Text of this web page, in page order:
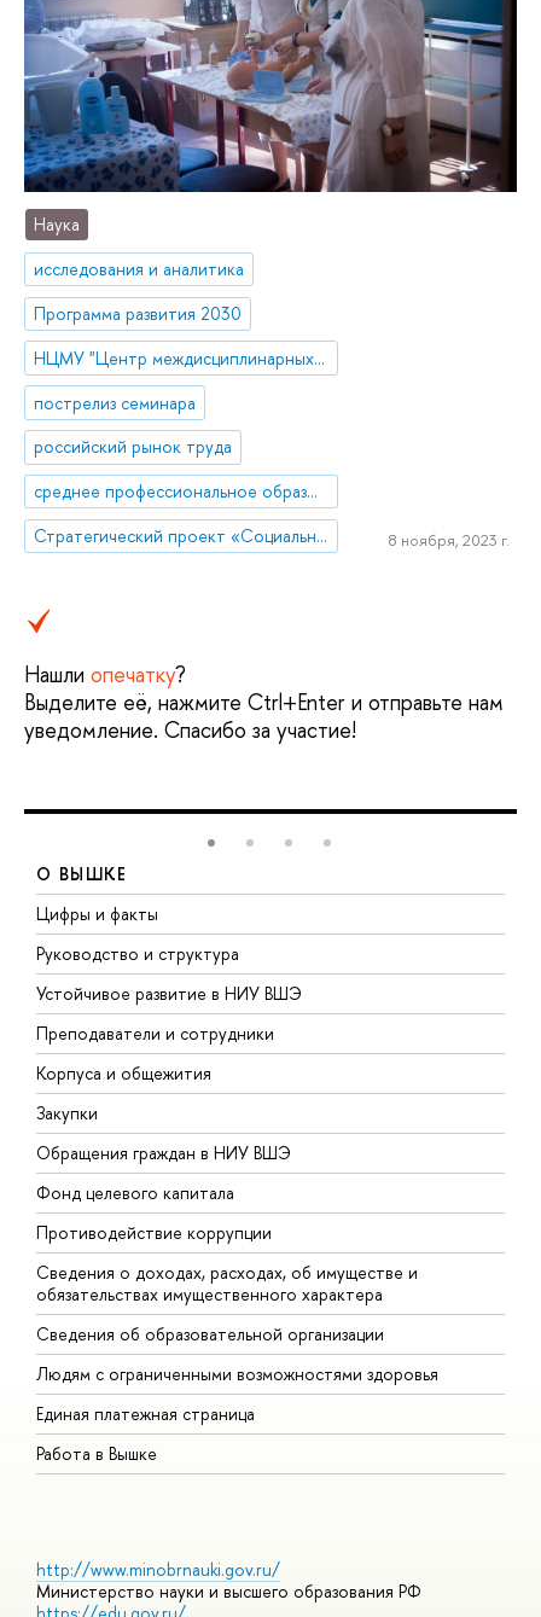
Наука
исследования и аналитика
Программа развития 2030
НЦМУ "Центр междисциплинарных исследований человеческого потенциала"
пострелиз семинара
российский рынок труда
среднее профессиональное образование
Стратегический проект «Социальная политика устойчивого развития и инклюзивного экономического роста»
8 ноября, 2023 г.
Нашли опечатку?
Выделите её, нажмите Ctrl+Enter и отправьте нам
уведомление. Спасибо за участие!
О ВЫШКЕ
Цифры и факты
Руководство и структура
Устойчивое развитие в НИУ ВШЭ
Преподаватели и сотрудники
Корпуса и общежития
Закупки
Обращения граждан в НИУ ВШЭ
Фонд целевого капитала
Противодействие коррупции
Сведения о доходах, расходах, об имуществе и
обязательствах имущественного характера
Сведения об образовательной организации
Людям с ограниченными возможностями здоровья
Единая платежная страница
Работа в Вышке
http://www.minobrnauki.gov.ru/
Министерство науки и высшего образования РФ